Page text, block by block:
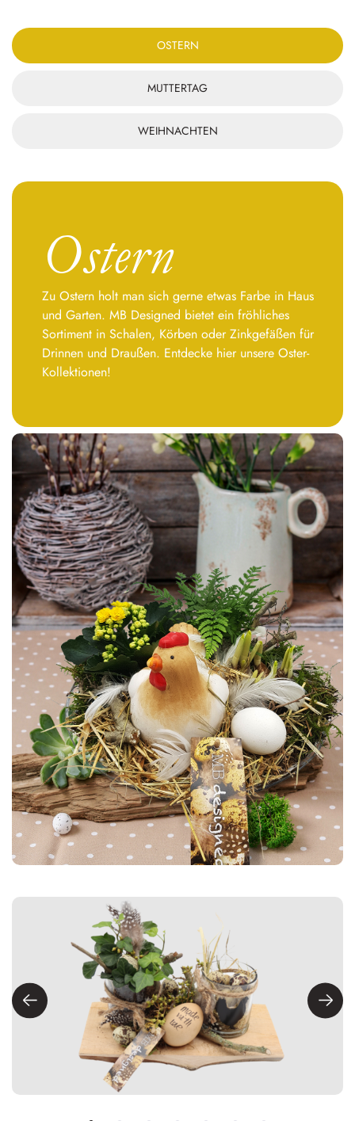
OSTERN
MUTTERTAG
WEIHNACHTEN
Ostern
Zu Ostern holt man sich gerne etwas Farbe in Haus
und Garten. MB Designed bietet ein fröhliches
Sortiment in Schalen, Körben oder Zinkgefäßen für
Drinnen und Draußen. Entdecke hier unsere Oster-
Kollektionen!